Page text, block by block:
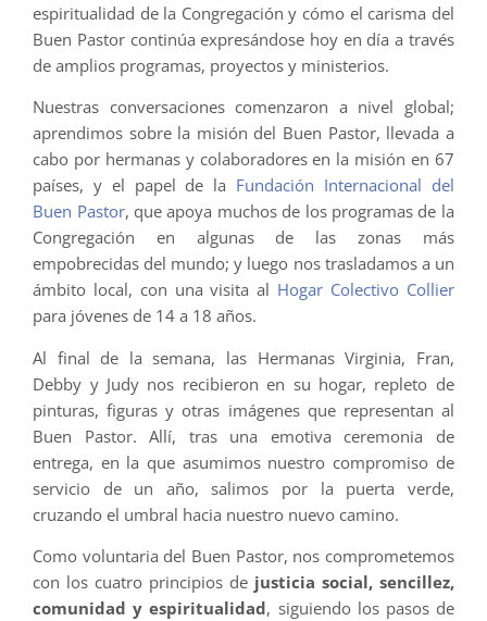
espiritualidad de la Congregación y cómo el carisma del
Buen Pastor continúa expresándose hoy en día a través
de amplios programas, proyectos y ministerios.
Nuestras conversaciones comenzaron a nivel global;
aprendimos sobre la misión del Buen Pastor, llevada a
cabo por hermanas y colaboradores en la misión en 67
países, y el papel de la Fundación Internacional del
Buen Pastor, que apoya muchos de los programas de la
Congregación en algunas de las zonas más
empobrecidas del mundo; y luego nos trasladamos a un
ámbito local, con una visita al Hogar Colectivo Collier
para jóvenes de 14 a 18 años.
Al final de la semana, las Hermanas Virginia, Fran,
Debby y Judy nos recibieron en su hogar, repleto de
pinturas, figuras y otras imágenes que representan al
Buen Pastor. Allí, tras una emotiva ceremonia de
entrega, en la que asumimos nuestro compromiso de
servicio de un año, salimos por la puerta verde,
cruzando el umbral hacia nuestro nuevo camino.
Como voluntaria del Buen Pastor, nos comprometemos
con los cuatro principios de justicia social, sencillez,
comunidad y espiritualidad, siguiendo los pasos de